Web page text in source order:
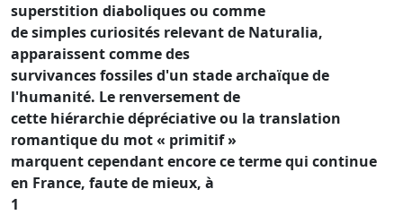
superstition diaboliques ou comme
de simples curiosités relevant de Naturalia,
apparaissent comme des
survivances fossiles d'un stade archaïque de
l'humanité. Le renversement de
cette hiérarchie dépréciative ou la translation
romantique du mot « primitif »
marquent cependant encore ce terme qui continue
en France, faute de mieux, à
1